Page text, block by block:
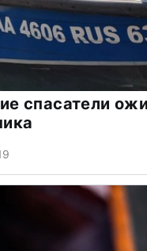
спасатели